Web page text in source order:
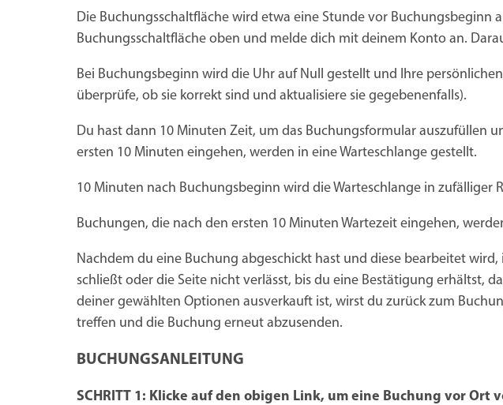
Die Buchungsschaltfläche wird etwa eine Stunde vor Buchungsbeginn
Buchungsschaltfläche oben und melde dich mit deinem Konto an.
Bei Buchungsbeginn wird die Uhr auf Null gestellt und Ihre
überprüfe, ob sie korrekt sind und aktualisiere sie gegebenenfalls).
Du hast dann 10 Minuten Zeit, um das Buchungsformular auszufüllen
ersten 10 Minuten eingehen, werden in eine Warteschlange gestellt.
10 Minuten nach Buchungsbeginn wird die Warteschlange in zufälliger
Buchungen, die nach den ersten 10 Minuten Wartezeit eingehen,
Nachdem du eine Buchung abgeschickt hast und diese bearbeitet
schließt oder die Seite nicht verlässt, bis du eine Bestätigung erhältst,
deiner gewählten Optionen ausverkauft ist, wirst du zurück zum
treffen und die Buchung erneut abzusenden.
BUCHUNGSANLEITUNG
SCHRITT 1: Klicke auf den obigen Link, um eine Buchung vor Ort